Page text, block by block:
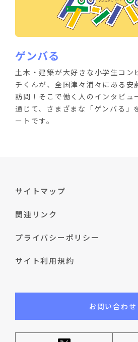
ゲンバる
土木・建築が大好きな小学生コン
チくんが、全国津々浦々にある安
訪問！そこで働く人のインタビュ
通じて、さまざまな「ゲンバる」
ートです。
サイトマップ
関連リンク
プライバシーポリシー
サイト利用規約
お問い合わせ